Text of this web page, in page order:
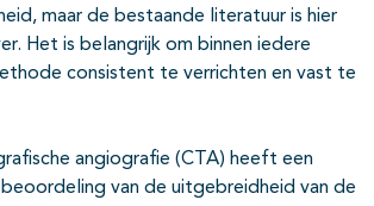
maar de bestaande literatuur is hier
Het is belangrijk om binnen iedere
consistent te verrichten en vast te
angiografie (CTA) heeft een
van de uitgebreidheid van de